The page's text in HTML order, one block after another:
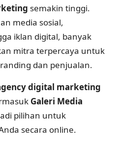
semakin tinggi.
media sosial,
iklan digital, banyak
mitra terpercaya untuk
dan penjualan.
digital marketing
Galeri Media
pilihan untuk
secara online.